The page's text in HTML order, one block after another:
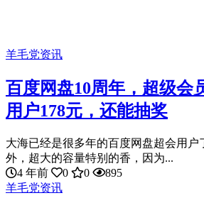
羊毛党资讯
百度网盘10周年，超级会
用户178元，还能抽奖
大海已经是很多年的百度网盘超会用户
外，超大的容量特别的香，因为...
4 年前
0 0
895
羊毛党资讯